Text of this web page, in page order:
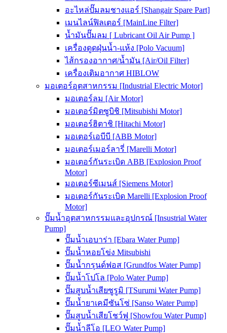
อะไหล่ปั๊มลมชางแอร์ [Shangair Spare Part]
เมนไลน์ฟิลเตอร์ [MainLine Filter]
น้ำมันปั๊มลม [ Lubricant Oil Air Pump ]
เครื่องดูดฝุ่นน้ำ-แห้ง [Polo Vacuum]
ไส้กรองอากาศ/น้ำมัน [Air/Oil Filter]
เครื่องเติมอากาศ HIBLOW
มอเตอร์อุตสาหกรรม [Industrial Electric Motor]
มอเตอร์ลม [Air Motor]
มอเตอร์มิตซูบิชิ [Mitsubishi Motor]
มอเตอร์ฮิตาชิ [Hitachi Motor]
มอเตอร์เอบีบี [ABB Motor]
มอเตอร์เมอร์ลารี่ [Marelli Motor]
มอเตอร์กันระเบิด ABB [Explosion Proof
Motor]
มอเตอร์ซีเมนส์ [Siemens Motor]
มอเตอร์กันระเบิด Marelli [Explosion Proof
Motor]
ปั๊มน้ำอุตสาหกรรมและอุปกรณ์ [Insustrial Water
Pump]
ปั๊มน้ำเอบาร่า [Ebara Water Pump]
ปั๊มน้ำหอยโข่ง Mitsubishi
ปั๊มน้ำกรุนด์ฟอส [Grundfos Water Pump]
ปั๊มน้ำโปโล [Polo Water Pump]
ปั๊มสูบน้ำเสียซูรูมิ [TSurumi Water Pump]
ปั๊มน้ำยาเคมีซันโซ่ [Sanso Water Pump]
ปั๊มสูบน้ำเสียโชว์ฟู [Showfou Water Pump]
ปั๊มน้ำลีโอ [LEO Water Pump]